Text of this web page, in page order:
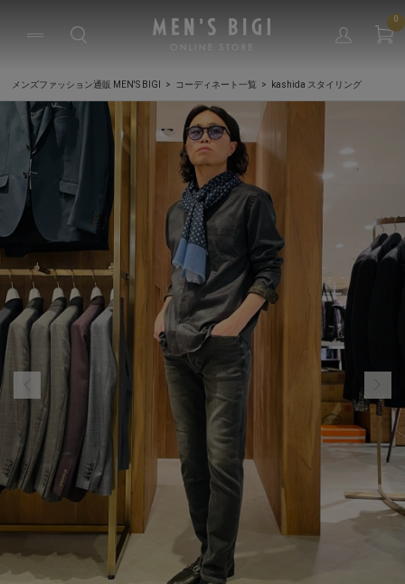
0
メンズファッション通販 MEN'S BIGI コーディネート一覧 kashida スタイリング